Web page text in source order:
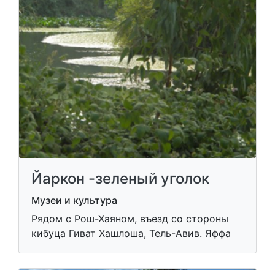
Йаркон -зеленый уголок
Музеи и культура
Рядом с Рош-Хаяном, въезд со стороны
кибуца Гиват Хашлоша, Тель-Авив. Яффа